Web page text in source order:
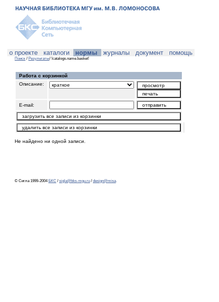
о проекте каталоги нормы журналы документ помощь
Поиск / Результаты/ !catalogs.name.basket!
Работа с корзинкой
Описание:
E-mail:
Не найдено ни одной записи.
© Сигла 1999-2004 БКС / sigla@bks-mgu.ru / design@misa.